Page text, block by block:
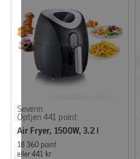
Severin
Optjen 441 point
Air Fryer, 1500W, 3.2 l
18 360 point
eller 441 kr